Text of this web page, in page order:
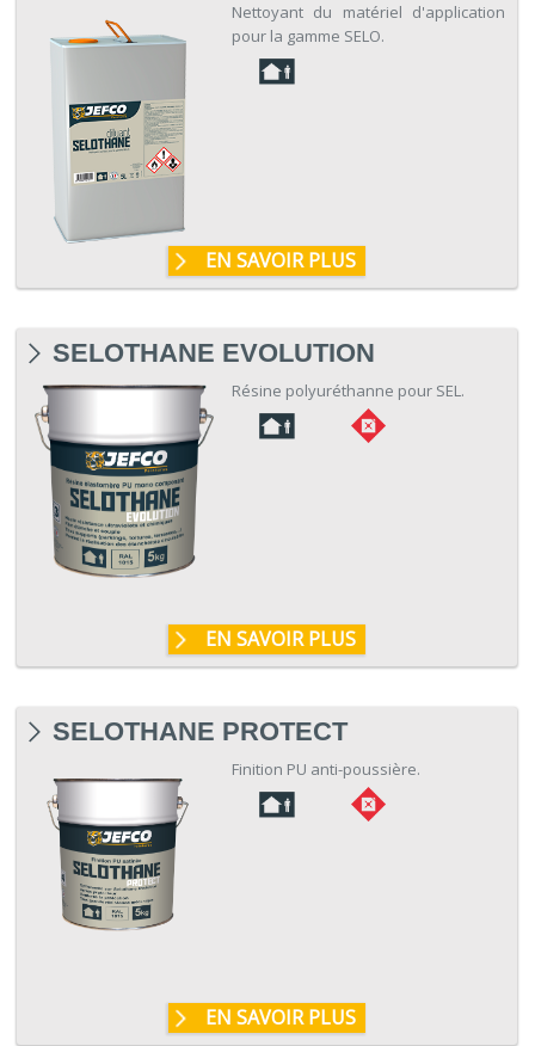
Nettoyant du matériel d'application
pour la gamme SELO.
EN SAVOIR PLUS
SELOTHANE EVOLUTION
Résine polyuréthanne pour SEL.
EN SAVOIR PLUS
SELOTHANE PROTECT
Finition PU anti-poussière.
EN SAVOIR PLUS